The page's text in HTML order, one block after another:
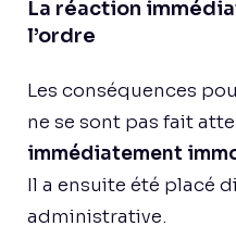
La réaction
l’ordre
Les conséquences
ne se sont pas fait
immédiatement
Il a ensuite été placé
administrative.